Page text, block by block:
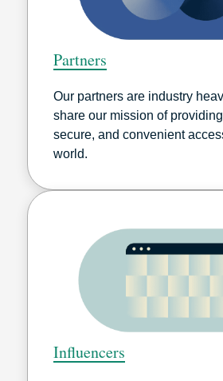
Partners
Our partners are industry
share our mission of
secure, and convenient
world.
Influencers